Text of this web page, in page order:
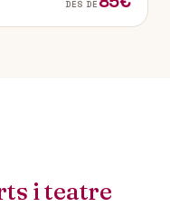
DES DE
i teatre